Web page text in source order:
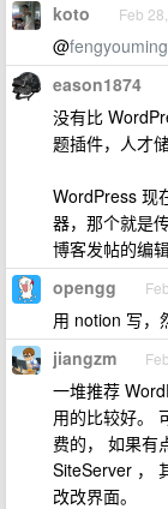
koto Feb
@fengyouming
eason1874
没有比
题插件，人才
WordPress 现
器，那个就是
博客发帖的编
opengg
用 notion 写，
jiangzm
一堆推荐
用的比较好。
费的， 如果有
SiteServer ，
改改界面。